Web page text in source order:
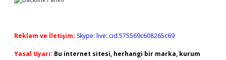
Reklam ve İletişim: Skype: live:.cid.575569c608265c69
Yasal Uyarı: Bu internet sitesi, herhangi bir marka, kurum